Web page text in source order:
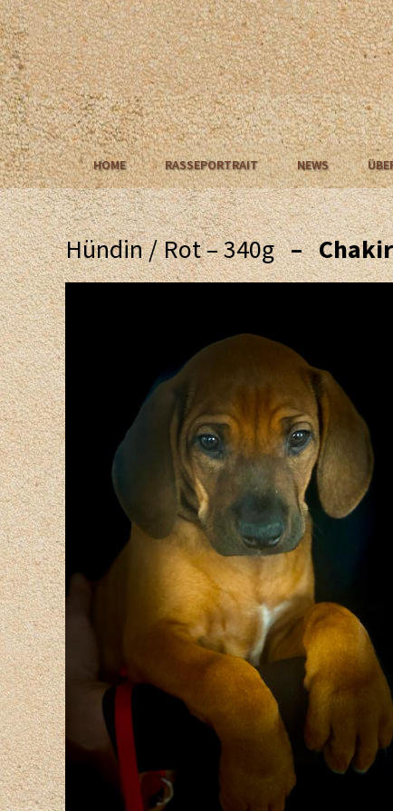
HOME RASSEPORTRAIT NEWS
Hündin / Rot – 340g–